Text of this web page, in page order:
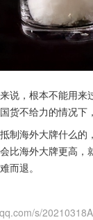
说，根本不能用
货不给力的情况下
制海外大牌什么
比海外大牌更高
而退。
s/